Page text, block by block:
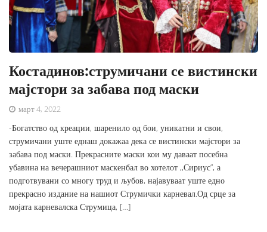
Костадинов:струмичани се вистински
мајстори за забава под маски
март 4, 2022
-Богатство од креации, шаренило од бои, уникатни и свои,
струмичани уште еднаш докажаа дека се вистински мајстори за
забава под маски. Прекрасните маски кои му даваат посебна
убавина на вечерашниот маскенбал во хотелот ,,Сириус”, а
подготвувани со многу труд и љубов, најавуваат уште едно
прекрасно издание на нашиот Струмички карневал.Од срце за
мојата карневалска Струмица, […]